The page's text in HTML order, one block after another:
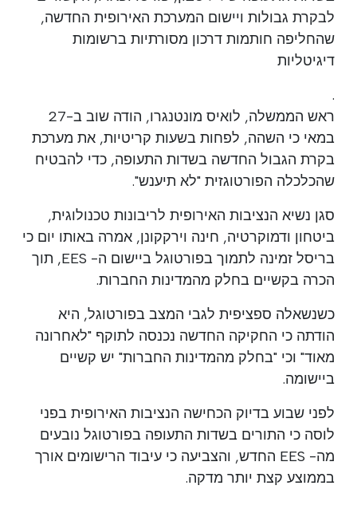
לבקרת גבולות ויישום המערכת האירופית החדשה,
שהחליפה חותמות דרכון מסורתיות ברשומות
דיגיטליות
.
ראש הממשלה, לואיס מונטנגרו, הודה שוב ב-27
במאי כי השהה, לפחות בשעות קריטיות, את מערכת
בקרת הגבול החדשה בשדות התעופה, כדי להבטיח
שהכלכלה הפורטוגזית "לא תיענש".
סגן נשיא הנציבות האירופית לריבונות טכנולוגית,
ביטחון ודמוקרטיה, חינה וירקקונן, אמרה באותו יום כי
בריסל זמינה לתמוך בפורטוגל ביישום ה- EES, תוך
הכרה בקשיים בחלק מהמדינות החברות.
כשנשאלה ספציפית לגבי המצב בפורטוגל, היא
הודתה כי החקיקה החדשה נכנסה לתוקף "לאחרונה
מאוד" וכי "בחלק מהמדינות החברות" יש קשיים
ביישומה.
לפני שבוע בדיוק הכחישה הנציבות האירופית בפני
לוסה כי התורים בשדות התעופה בפורטוגל נובעים
מה- EES החדש, והצביעה כי עיבוד הרישומים אורך
בממוצע קצת יותר מדקה.